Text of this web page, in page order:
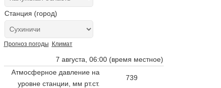
Станция (город)
Прогноз погоды Климат
7 августа, 06:00 (время местное)
Атмосферное давление на
уровне станции, мм рт.ст.
739